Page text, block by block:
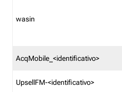
wasin
AcqMobile_<identificativo>
UpsellFM-<identificativo>